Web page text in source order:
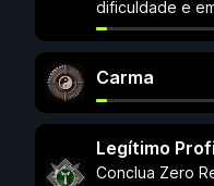
dificuldade e
Carma
Legítimo
Conclua Zero